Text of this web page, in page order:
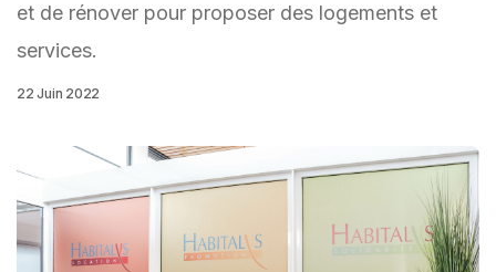
et de rénover pour proposer des logements et
services.
22 Juin 2022